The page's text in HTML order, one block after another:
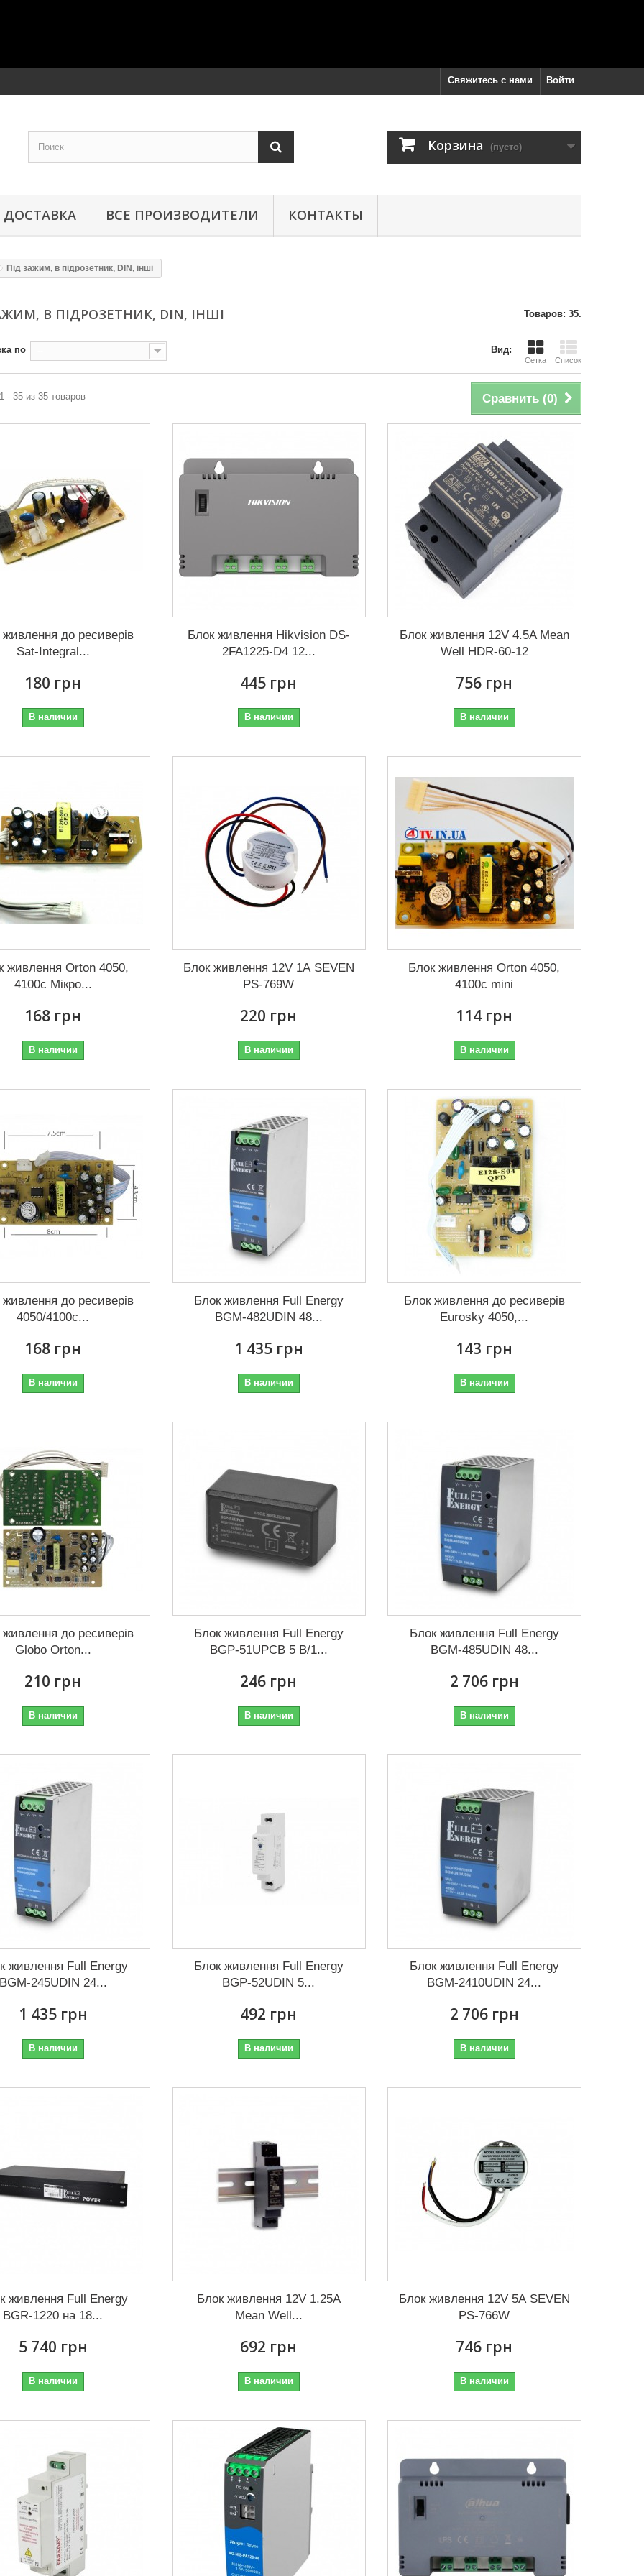
Войти
Свяжитесь с нами
Корзина (пусто)
ДОСТАВКА ВСЕ ПРОИЗВОДИТЕЛИ КОНТАКТЫ
Під зажим, в підрозетник, DIN, інші
В ПІДРОЗЕТНИК, DIN, ІНШІ Товаров: 35.
Вид:
Сетка Список
по --
Сравнить (0)
- 35 из 35 товаров
до ресиверів
Sat-Integral...
180 грн
В наличии
Блок живлення Hikvision DS-
2FA1225-D4 12...
445 грн
В наличии
Блок живлення 12V 4.5A Mean
Well HDR-60-12
756 грн
В наличии
живлення Orton 4050,
4100c Мікро...
168 грн
В наличии
Блок живлення 12V 1А SEVEN
PS-769W
220 грн
В наличии
Блок живлення Orton 4050,
4100c mini
114 грн
В наличии
до ресиверів
4050/4100c...
168 грн
В наличии
Блок живлення Full Energy
BGM-482UDIN 48...
1 435 грн
В наличии
Блок живлення до ресиверів
Eurosky 4050,...
143 грн
В наличии
до ресиверів
Globo Orton...
210 грн
В наличии
Блок живлення Full Energy
BGP-51UPCB 5 В/1...
246 грн
В наличии
Блок живлення Full Energy
BGM-485UDIN 48...
2 706 грн
В наличии
живлення Full Energy
245UDIN 24...
1 435 грн
В наличии
Блок живлення Full Energy
BGP-52UDIN 5...
492 грн
В наличии
Блок живлення Full Energy
BGM-2410UDIN 24...
2 706 грн
В наличии
живлення Full Energy
BGR-1220 на 18...
5 740 грн
В наличии
Блок живлення 12V 1.25A
Mean Well...
692 грн
В наличии
Блок живлення 12V 5А SEVEN
PS-766W
746 грн
В наличии